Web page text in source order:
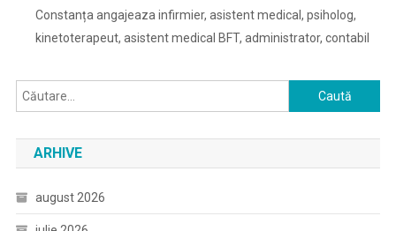
Constanța angajeaza infirmier, asistent medical, psiholog,
kinetoterapeut, asistent medical BFT, administrator, contabil
Caută
după:
ARHIVE
august 2026